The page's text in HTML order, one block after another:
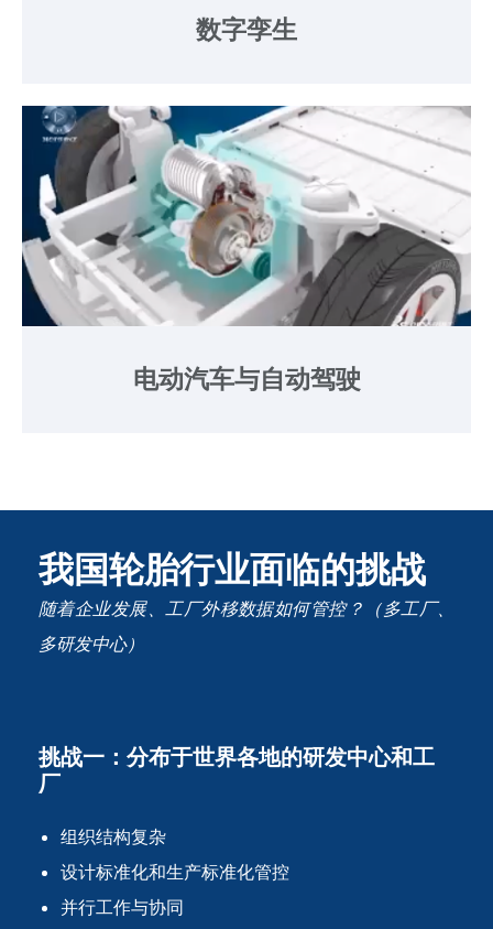
数字孪生
电动汽车与自动驾驶
我国轮胎行业面临的挑战
随着企业发展、工厂外移数据如何管控？（多工厂、
多研发中心）
挑战一：分布于世界各地的研发中心和工
厂
组织结构复杂
设计标准化和生产标准化管控
并行工作与协同